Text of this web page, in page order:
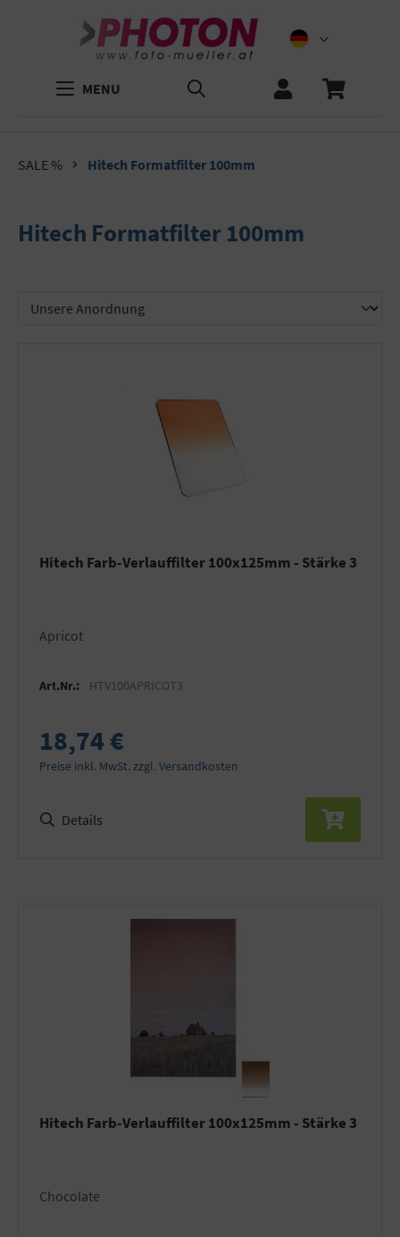
MENU
SALE % Hitech Formatfilter 100mm
Hitech Formatfilter 100mm
Hitech Farb-Verlauffilter 100x125mm - Stärke 3
Apricot
Art.Nr.: HTV100APRICOT3
18,74 €
Preise inkl. MwSt. zzgl. Versandkosten
Details
Hitech Farb-Verlauffilter 100x125mm - Stärke 3
Chocolate